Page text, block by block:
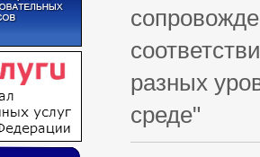
разных
среде"